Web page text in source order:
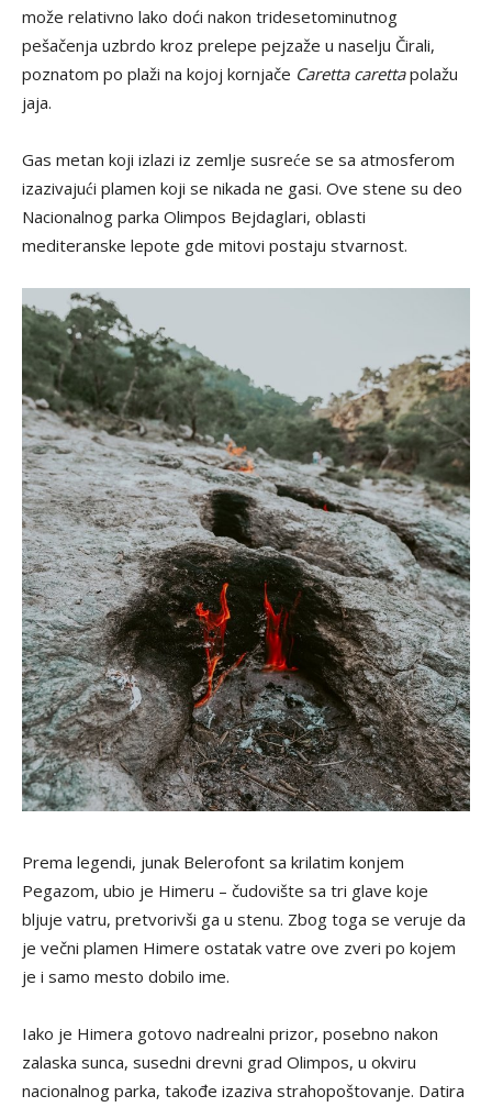
može relativno lako doći nakon tridesetominutnog
pešačenja uzbrdo kroz prelepe pejzaže u naselju Čirali,
poznatom po plaži na kojoj kornjače Caretta carettapolažu
jaja.
Gas metan koji izlazi iz zemlje susreće se sa atmosferom
izazivajući plamen koji se nikada ne gasi. Ove stene su deo
Nacionalnog parka Olimpos Bejdaglari, oblasti
mediteranske lepote gde mitovi postaju stvarnost.
Prema legendi, junak Belerofont sa krilatim konjem
Pegazom, ubio je Himeru – čudovište sa tri glave koje
bljuje vatru, pretvorivši ga u stenu. Zbog toga se veruje da
je večni plamen Himere ostatak vatre ove zveri po kojem
je i samo mesto dobilo ime.
Iako je Himera gotovo nadrealni prizor, posebno nakon
zalaska sunca, susedni drevni grad Olimpos, u okviru
nacionalnog parka, takođe izaziva strahopoštovanje. Datira